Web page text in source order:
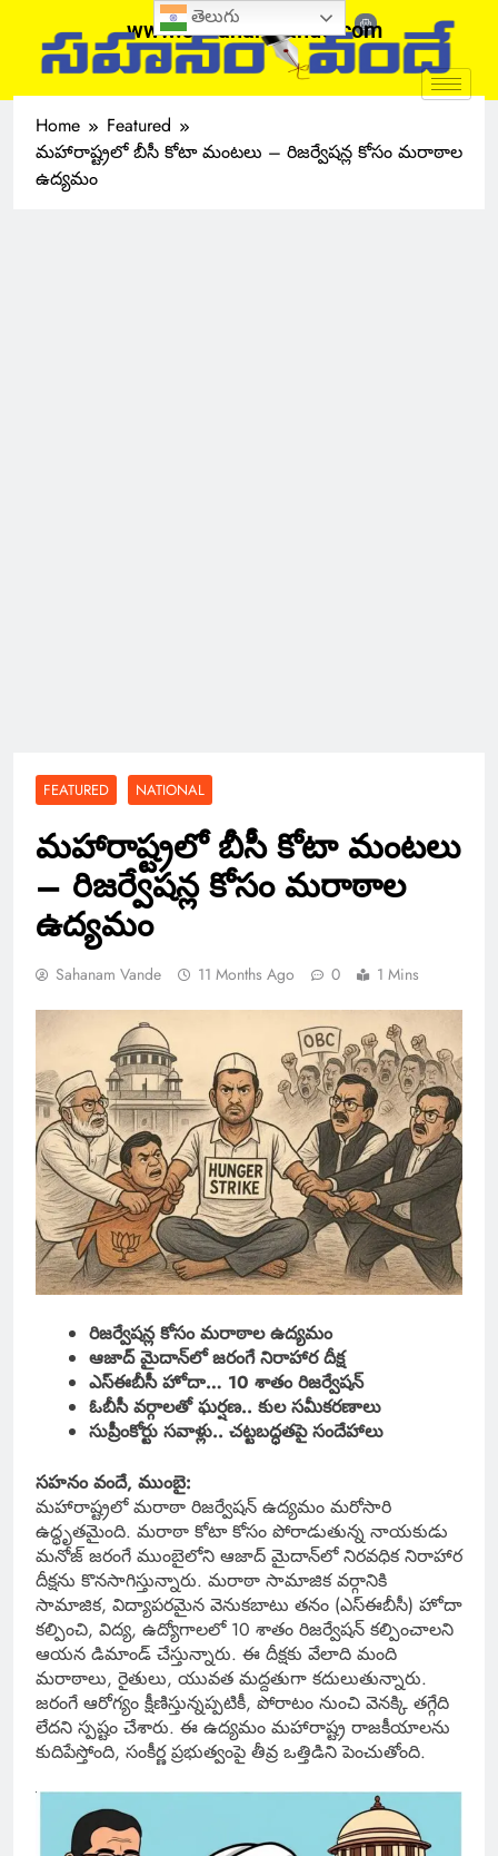
www.sahanamvande.com
Home
Featured
మహారాష్ట్రలో బీసీ కోటా మంటలు – రిజర్వేషన్ల కోసం మరాఠాల
ఉద్యమం
FEATURED NATIONAL
మహారాష్ట్రలో బీసీ కోటా మంటలు
– రిజర్వేషన్ల కోసం మరాఠాల
ఉద్యమం
Sahanam Vande 11 Months Ago 0 1 Mins
రిజర్వేషన్ల కోసం మరాఠాల ఉద్యమం
ఆజాద్ మైదాన్‌లో జరంగే నిరాహార దీక్ష
ఎస్‌ఈబీసీ హోదా… 10 శాతం రిజర్వేషన్
ఓబీసీ వర్గాలతో ఘర్షణ.. కుల సమీకరణాలు
సుప్రీంకోర్టు సవాళ్లు.. చట్టబద్ధతపై సందేహాలు
సహనం వందే, ముంబై:
మహారాష్ట్రలో మరాఠా రిజర్వేషన్ ఉద్యమం మరోసారి
ఉద్ధృతమైంది. మరాఠా కోటా కోసం పోరాడుతున్న నాయకుడు
మనోజ్ జరంగే ముంబైలోని ఆజాద్ మైదాన్‌లో నిరవధిక నిరాహార
దీక్షను కొనసాగిస్తున్నారు. మరాఠా సామాజిక వర్గానికి
సామాజిక, విద్యాపరమైన వెనుకబాటు తనం (ఎస్‌ఈబీసీ) హోదా
కల్పించి, విద్య, ఉద్యోగాలలో 10 శాతం రిజర్వేషన్ కల్పించాలని
ఆయన డిమాండ్ చేస్తున్నారు. ఈ దీక్షకు వేలాది మంది
మరాఠాలు, రైతులు, యువత మద్దతుగా కదులుతున్నారు.
జరంగే ఆరోగ్యం క్షీణిస్తున్నప్పటికీ, పోరాటం నుంచి వెనక్కి తగ్గేది
లేదని స్పష్టం చేశారు. ఈ ఉద్యమం మహారాష్ట్ర రాజకీయాలను
కుదిపేస్తోంది, సంకీర్ణ ప్రభుత్వంపై తీవ్ర ఒత్తిడిని పెంచుతోంది.
తెలుగు